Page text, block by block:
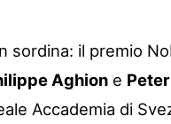
sordina: il premio
Aghion e
Accademia di